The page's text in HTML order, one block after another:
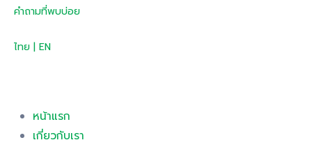
คำถามที่พบบ่อย
ไทย | EN
หน้าแรก
เกี่ยวกับเรา